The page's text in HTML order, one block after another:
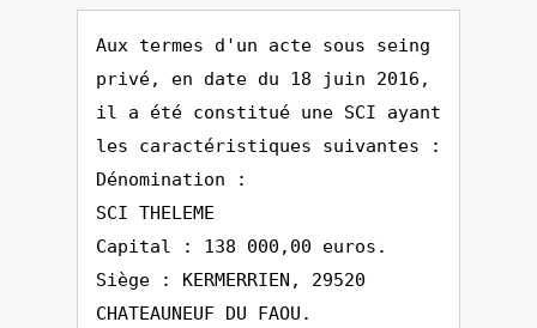
Aux termes d'un acte sous seing
privé, en date du 18 juin 2016,
il a été constitué une SCI ayant
les caractéristiques suivantes :
Dénomination :
SCI THELEME
Capital : 138 000,00 euros.
Siège : KERMERRIEN, 29520
CHATEAUNEUF DU FAOU.